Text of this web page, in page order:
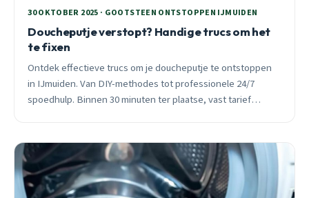
30 OKTOBER 2025 · GOOTSTEEN ONTSTOPPEN IJMUIDEN
Doucheputje verstopt? Handige trucs om het
te fixen
Ontdek effectieve trucs om je doucheputje te ontstoppen
in IJmuiden. Van DIY-methodes tot professionele 24/7
spoedhulp. Binnen 30 minuten ter plaatse, vast tarief